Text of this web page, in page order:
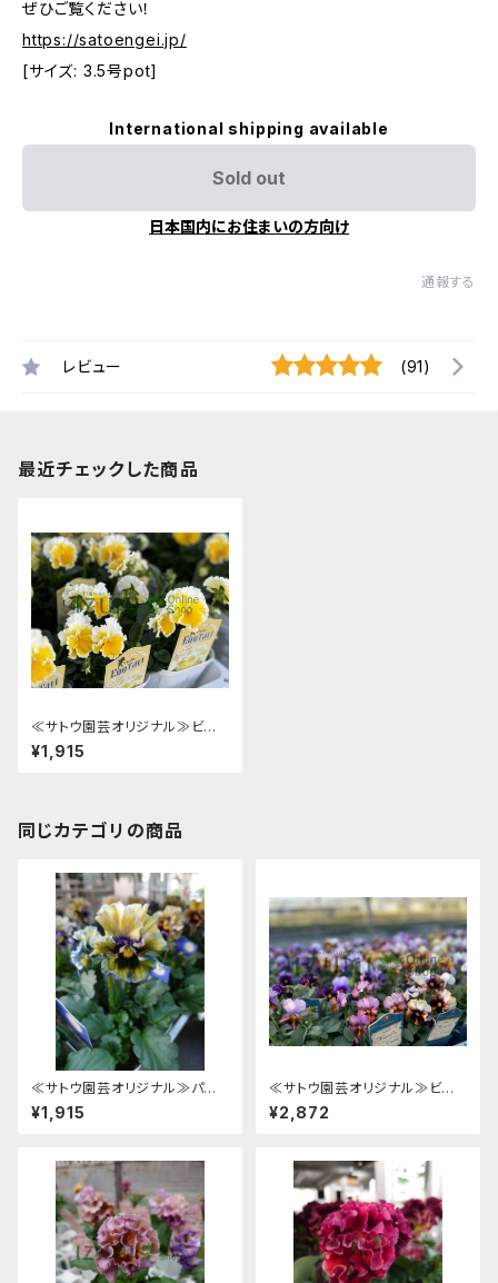
ぜひご覧ください！
https://satoengei.jp/
[サイズ: 3.5号pot]
International shipping available
Sold out
日本国内にお住まいの方向け
通報する
レビュー (91)
最近チェックした商品
≪サトウ園芸オリジナル≫ビオラ
「エッグタルト」見計らい2株 [サ
イズ: 3.5号pot]
¥1,915
同じカテゴリの商品
≪サトウ園芸オリジナル≫パン
ジー「クレール･ドゥ･リュンヌ」
見計らい2株 [サイズ: 3.5号po
¥1,915
≪サトウ園芸オリジナル≫ビオラ
「ヌーヴェルヴァーグ」見計らい3
株 [サイズ: 3.5号pot]
¥2,872